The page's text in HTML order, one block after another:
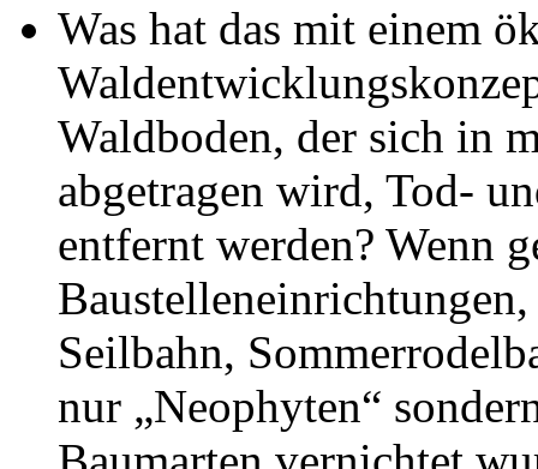
Was hat das mit einem
Waldboden, der sich in
abgetragen wird, Tod-
entfernt werden? Wenn
Seilbahn,
nur „Neophyten“